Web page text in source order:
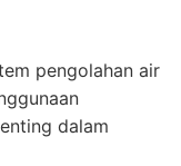
pengolahan air
dalam